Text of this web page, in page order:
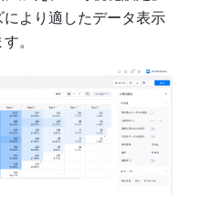
より適したデータ表示
。